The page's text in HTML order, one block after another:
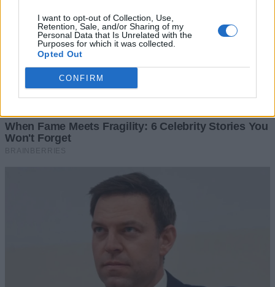
I want to opt-out of Collection, Use,
Retention, Sale, and/or Sharing of my
Personal Data that Is Unrelated with the
Purposes for which it was collected.
Opted Out
CONFIRM